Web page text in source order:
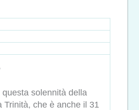
solennità della
Trinità, che è anche il 31